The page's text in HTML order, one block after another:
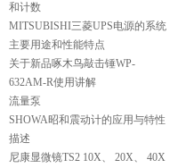
和计数
MITSUBISHI三菱UPS电源的系统
主要用途和性能特点
关于新品啄木鸟敲击锤WP-
632AM-R使用讲解
流量泵
SHOWA昭和震动计的应用与特性
描述
尼康显微镜TS2 10X、 20X、 40X